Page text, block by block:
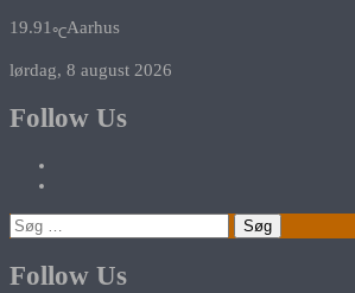
19.91 ℃Aarhus
lørdag, 8 august 2026
Follow Us
Søg
efter:
Follow Us